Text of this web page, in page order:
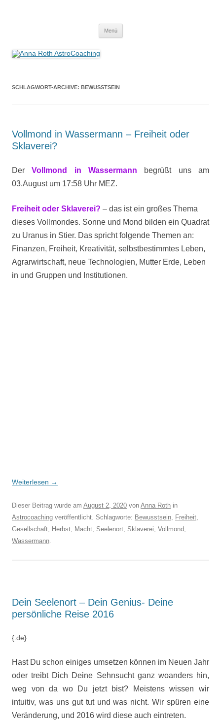
Menü
SCHLAGWORT-ARCHIVE: BEWUSSTSEIN
Vollmond in Wassermann – Freiheit oder
Sklaverei?
DerVollmond in Wassermann begrüßt uns am
03.August um 17:58 Uhr MEZ.
Freiheit oder Sklaverei? – das ist ein großes Thema
dieses Vollmondes. Sonne und Mond bilden ein Quadrat
zu Uranus in Stier. Das spricht folgende Themen an:
Finanzen, Freiheit, Kreativität, selbstbestimmtes Leben,
Agrarwirtschaft, neue Technologien, Mutter Erde, Leben
in und Gruppen und Institutionen.
Weiterlesen →
Dieser Beitrag wurde am August 2, 2020 von Anna Roth in
Astrocoaching veröffentlicht. Schlagworte: Bewusstsein, Freiheit,
Gesellschaft, Herbst, Macht, Seelenort, Sklaverei, Vollmond,
Wassermann.
Dein Seelenort – Dein Genius- Deine
persönliche Reise 2016
{:de}
Hast Du schon einiges umsetzen können im Neuen Jahr
oder treibt Dich Deine Sehnsucht ganz woanders hin,
weg von da wo Du jetzt bist? Meistens wissen wir
intuitiv, was uns gut tut und was nicht. Wir spüren eine
Veränderung, und 2016 wird diese auch eintreten.